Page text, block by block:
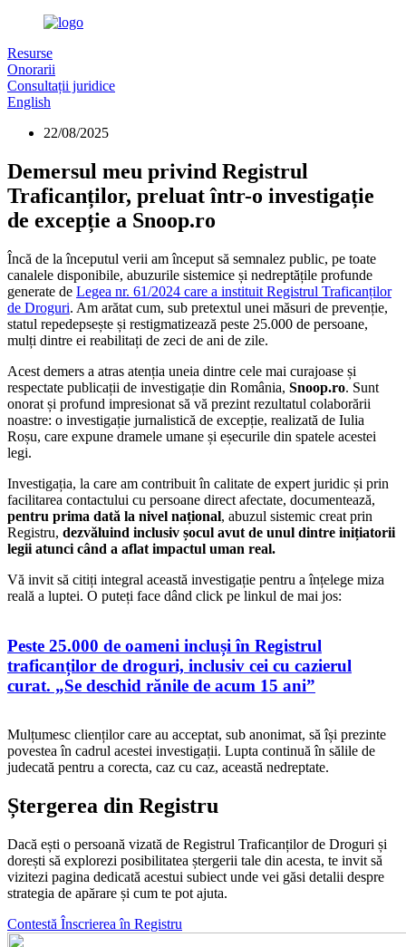
Resurse
Onorarii
Consultații juridice
English
22/08/2025
Demersul meu privind Registrul
Traficanților, preluat într-o investigație
de excepție a Snoop.ro
Încă de la începutul verii am început să semnalez public, pe toate
canalele disponibile, abuzurile sistemice și nedreptățile profunde
generate de Legea nr. 61/2024 care a instituit Registrul Traficanților
de Droguri. Am arătat cum, sub pretextul unei măsuri de prevenție,
statul repedepsește și restigmatizează peste 25.000 de persoane,
mulți dintre ei reabilitați de zeci de ani de zile.
Acest demers a atras atenția uneia dintre cele mai curajoase și
respectate publicații de investigație din România, Snoop.ro. Sunt
onorat și profund impresionat să vă prezint rezultatul colaborării
noastre: o investigație jurnalistică de excepție, realizată de Iulia
Roșu, care expune dramele umane și eșecurile din spatele acestei
legi.
Investigația, la care am contribuit în calitate de expert juridic și prin
facilitarea contactului cu persoane direct afectate, documentează,
pentru prima dată la nivel național, abuzul sistemic creat prin
Registru, dezvăluind inclusiv șocul avut de unul dintre inițiatorii
legii atunci când a aflat impactul uman real.
Vă invit să citiți integral această investigație pentru a înțelege miza
reală a luptei. O puteți face dând click pe linkul de mai jos:
Peste 25.000 de oameni incluși în Registrul
traficanților de droguri, inclusiv cei cu cazierul
curat. „Se deschid rănile de acum 15 ani”
Mulțumesc clienților care au acceptat, sub anonimat, să își prezinte
povestea în cadrul acestei investigații. Lupta continuă în sălile de
judecată pentru a corecta, caz cu caz, această nedreptate.
Ștergerea din Registru
Dacă ești o persoană vizată de Registrul Traficanților de Droguri și
dorești să explorezi posibilitatea ștergerii tale din acesta, te invit să
vizitezi pagina dedicată acestui subiect unde vei găsi detalii despre
strategia de apărare și cum te pot ajuta.
Contestă Înscrierea în Registru